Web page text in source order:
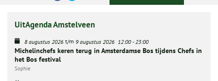
UitAgenda Amstelveen
8 augustus 2026 t/m 9 augustus 2026 12:00-23:00
Michelinchefs keren terug in Amsterdamse Bos tijdens Chefs in
het Bos festival
Sophie